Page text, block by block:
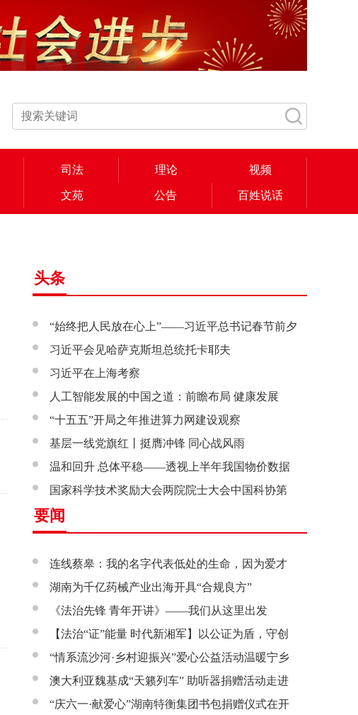
司法 理论 视频
文苑 公告 百姓说话
头条
“始终把人民放在心上”——习近平总书记春节前夕
赴辽宁看望慰问基层干部群众纪实
习近平会见哈萨克斯坦总统托卡耶夫
习近平在上海考察
人工智能发展的中国之道：前瞻布局 健康发展
“十五五”开局之年推进算力网建设观察
基层一线党旗红丨挺膺冲锋 同心战风雨
温和回升 总体平稳——透视上半年我国物价数据
国家科学技术奖励大会两院院士大会中国科协第
十一次全国代表大会在京召开
要闻
连线蔡皋：我的名字代表低处的生命，因为爱才
接近理想的高地
湖南为千亿药械产业出海开具“合规良方”
《法治先锋 青年开讲》——我们从这里出发
【法治“证”能量 时代新湘军】以公证为盾，守创
新之魂 湖南青年公证人为知识产权保护筑牢防线
“情系流沙河·乡村迎振兴”爱心公益活动温暖宁乡
市流沙河镇
澳大利亚魏基成“天籁列车” 助听器捐赠活动走进
开慧镇
“庆六一·献爱心”湖南特衡集团书包捐赠仪式在开